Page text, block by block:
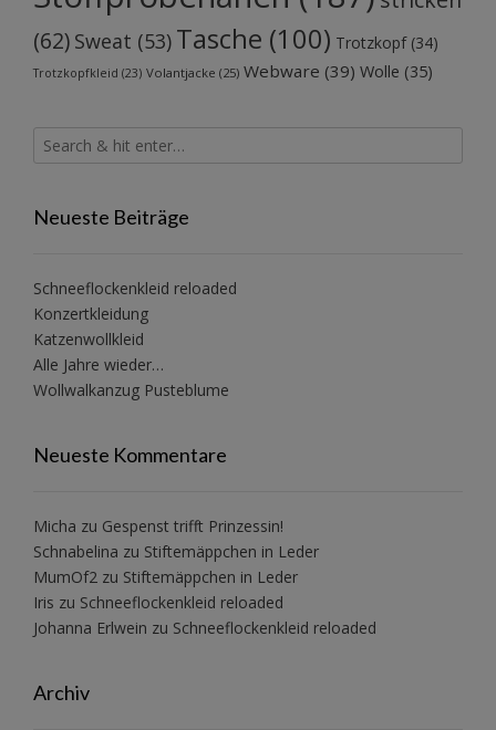
(62) Sweat (53) Tasche (100) Trotzkopf(34)
Trotzkopfkleid (23) Volantjacke (25) Webware (39) Wolle (35)
Neueste Beiträge
Schneeflockenkleid reloaded
Konzertkleidung
Katzenwollkleid
Alle Jahre wieder…
Wollwalkanzug Pusteblume
Neueste Kommentare
Micha zu Gespenst trifft Prinzessin!
Schnabelina zu Stiftemäppchen in Leder
MumOf2 zu Stiftemäppchen in Leder
Iris zu Schneeflockenkleid reloaded
Johanna Erlwein zu Schneeflockenkleid reloaded
Archiv